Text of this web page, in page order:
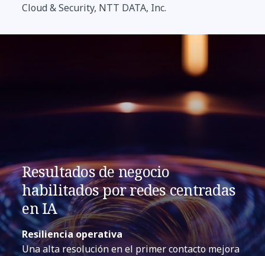
Cloud & Security, NTT DATA, Inc.
Resultados de negocio
habilitados por redes centradas
en IA
Resiliencia operativa
Una alta resolución en el primer contacto mejora